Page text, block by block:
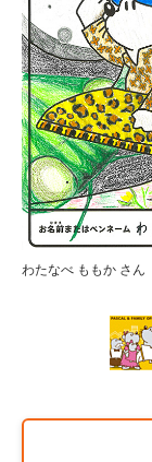
わたなべ ももか さん